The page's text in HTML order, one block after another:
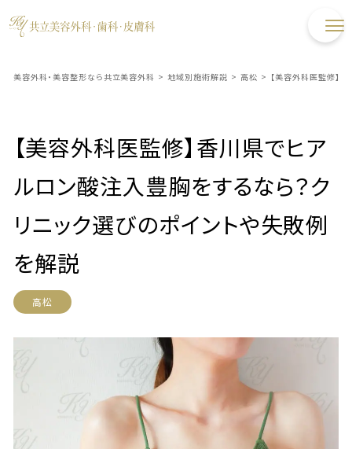
美容外科・美容整形なら共立美容外科 > 地域別施術解説 > 高松 > 【美容外科医監修】
【美容外科医監修】香川県でヒア
ルロン酸注入豊胸をするなら？ク
リニック選びのポイントや失敗例
を解説
高松